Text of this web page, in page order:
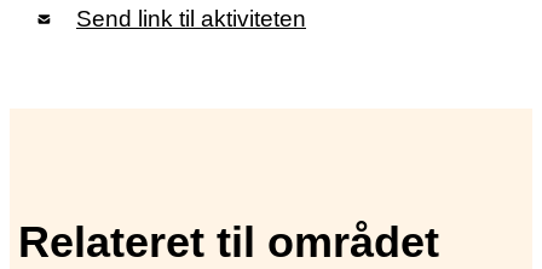
Send link til aktiviteten
Relateret til området